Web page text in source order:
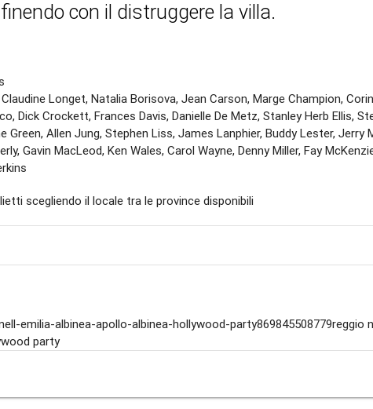
con il distruggere la villa.
Longet, Natalia Borisova, Jean Carson, Marge Champion,
Dick Crockett, Frances Davis, Danielle De Metz, Stanley Herb Ellis,
Green, Allen Jung, Stephen Liss, James Lanphier, Buddy Lester, Jerry
Gavin MacLeod, Ken Wales, Carol Wayne, Denny Miller, Fay
scegliendo il locale tra le province disponibili
emilia-albinea-apollo-albinea-hollywood-party869845508779reggio
party